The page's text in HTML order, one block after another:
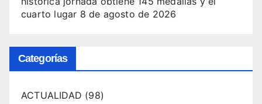
cuarto lugar 8 de agosto de 2026
Categorías
ACTUALIDAD (98)